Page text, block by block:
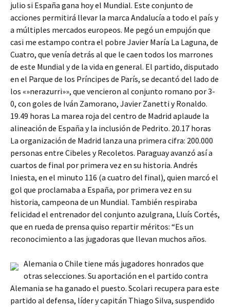
julio si España gana hoy el Mundial. Este conjunto de
acciones permitirá llevar la marca Andalucía a todo el país y
a múltiples mercados europeos. Me pegó un empujón que
casi me estampo contra el pobre Javier María La Laguna, de
Cuatro, que venía detrás al que le caen todos los marrones
de este Mundial y de la vida en general. El partido, disputado
en el Parque de los Príncipes de París, se decantó del lado de
los «»nerazurri»», que vencieron al conjunto romano por 3-
0, con goles de Iván Zamorano, Javier Zanetti y Ronaldo.
19.49 horas La marea roja del centro de Madrid aplaude la
alineación de España y la inclusión de Pedrito. 20.17 horas
La organización de Madrid lanza una primera cifra: 200.000
personas entre Cibeles y Recoletos. Paraguay avanzó así a
cuartos de final por primera vez en su historia. Andrés
Iniesta, en el minuto 116 (a cuatro del final), quien marcó el
gol que proclamaba a España, por primera vez en su
historia, campeona de un Mundial. También respiraba
felicidad el entrenador del conjunto azulgrana, Lluís Cortés,
que en rueda de prensa quiso repartir méritos: “Es un
reconocimiento a las jugadoras que llevan muchos años.
Alemania o Chile tiene más jugadores honrados que
otras selecciones. Su aportación en el partido contra
Alemania se ha ganado el puesto. Scolari recupera para este
partido al defensa, líder y capitán Thiago Silva, suspendido